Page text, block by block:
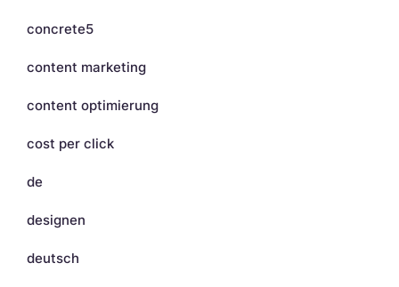
concrete5
content marketing
content optimierung
cost per click
de
designen
deutsch